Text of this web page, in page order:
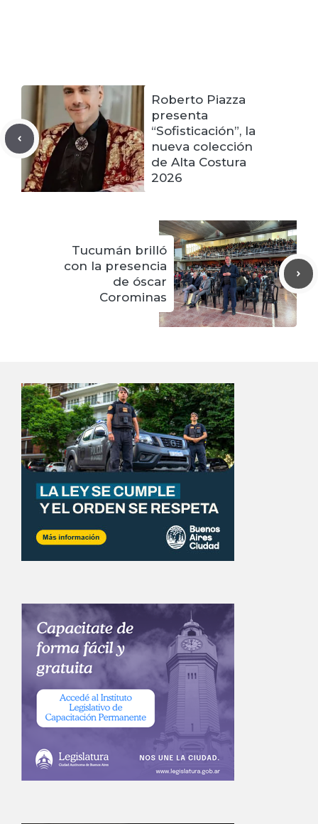
Roberto Piazza
presenta
“Sofisticación”, la
nueva colección
de Alta Costura
2026
Tucumán brilló
con la presencia
de óscar
Corominas